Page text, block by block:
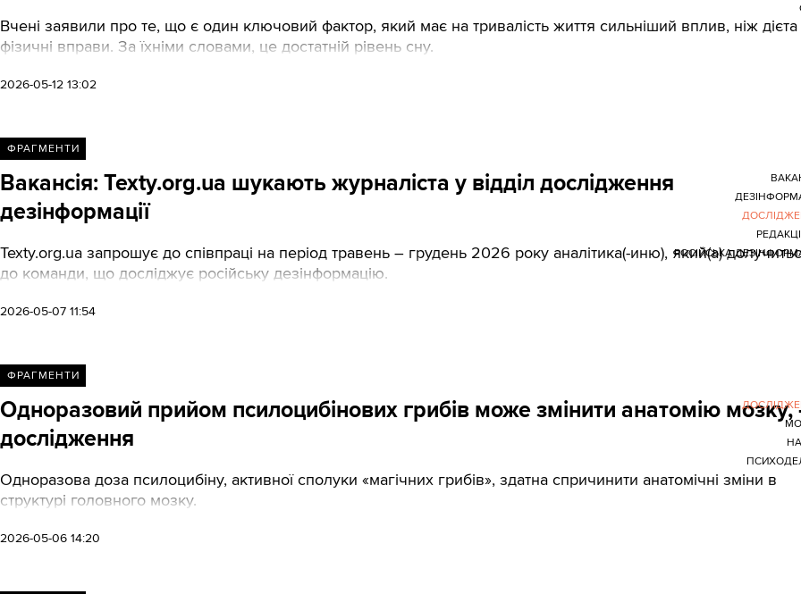
Вчені заявили про те, що є один ключовий фактор, який має на тривалість життя сильніший вплив, ніж дієта
фізичні вправи. За їхніми словами, це достатній рівень сну.
2026-05-12 13:02
ФРАГМЕНТИ
Вакансія: Texty.org.ua шукають журналіста у відділ дослідження
дезінформації
Texty.org.ua запрошує до співпраці на період травень – грудень 2026 року аналітика(-иню), який(а)
до команди, що досліджує російську дезінформацію.
2026-05-07 11:54
РОСІЙСЬКА
ФРАГМЕНТИ
Одноразовий прийом псилоцибінових грибів може змінити анатомію
дослідження
Одноразова доза псилоцибіну, активної сполуки «магічних грибів», здатна спричинити анатомічні зміни в
структурі головного мозку.
2026-05-06 14:20